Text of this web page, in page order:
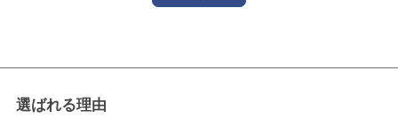
選ばれる理由